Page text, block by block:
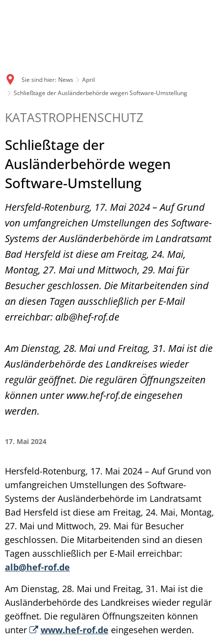
Sie sind hier: News
April
Schließtage der Ausländerbehörde wegen Software-Umstellung
KATASTROPHENSCHUTZ
Schließtage der
Ausländerbehörde wegen
Software-Umstellung
Hersfeld-Rotenburg, 17. Mai 2024 – Auf Grund
von umfangreichen Umstellungen des Software-
Systems der Ausländerbehörde im Landratsamt
Bad Hersfeld ist diese am Freitag, 24. Mai,
Montag, 27. Mai und Mittwoch, 29. Mai für
Besucher geschlossen. Die Mitarbeitenden sind
an diesen Tagen ausschließlich per E-Mail
erreichbar: alb@hef-rof.de
Am Dienstag, 28. Mai und Freitag, 31. Mai ist die
Ausländerbehörde des Landkreises wieder
regulär geöffnet. Die regulären Öffnungszeiten
können unter www.hef-rof.de eingesehen
werden.
17. Mai 2024
Hersfeld-Rotenburg, 17. Mai 2024 – Auf Grund von
umfangreichen Umstellungen des Software-
Systems der Ausländerbehörde im Landratsamt
Bad Hersfeld ist diese am Freitag, 24. Mai, Montag,
27. Mai und Mittwoch, 29. Mai für Besucher
geschlossen. Die Mitarbeitenden sind an diesen
Tagen ausschließlich per E-Mail erreichbar:
alb@hef-rof.de
Am Dienstag, 28. Mai und Freitag, 31. Mai ist die
Ausländerbehörde des Landkreises wieder regulär
geöffnet. Die regulären Öffnungszeiten können
unter
www.hef-rof.de eingesehen werden.